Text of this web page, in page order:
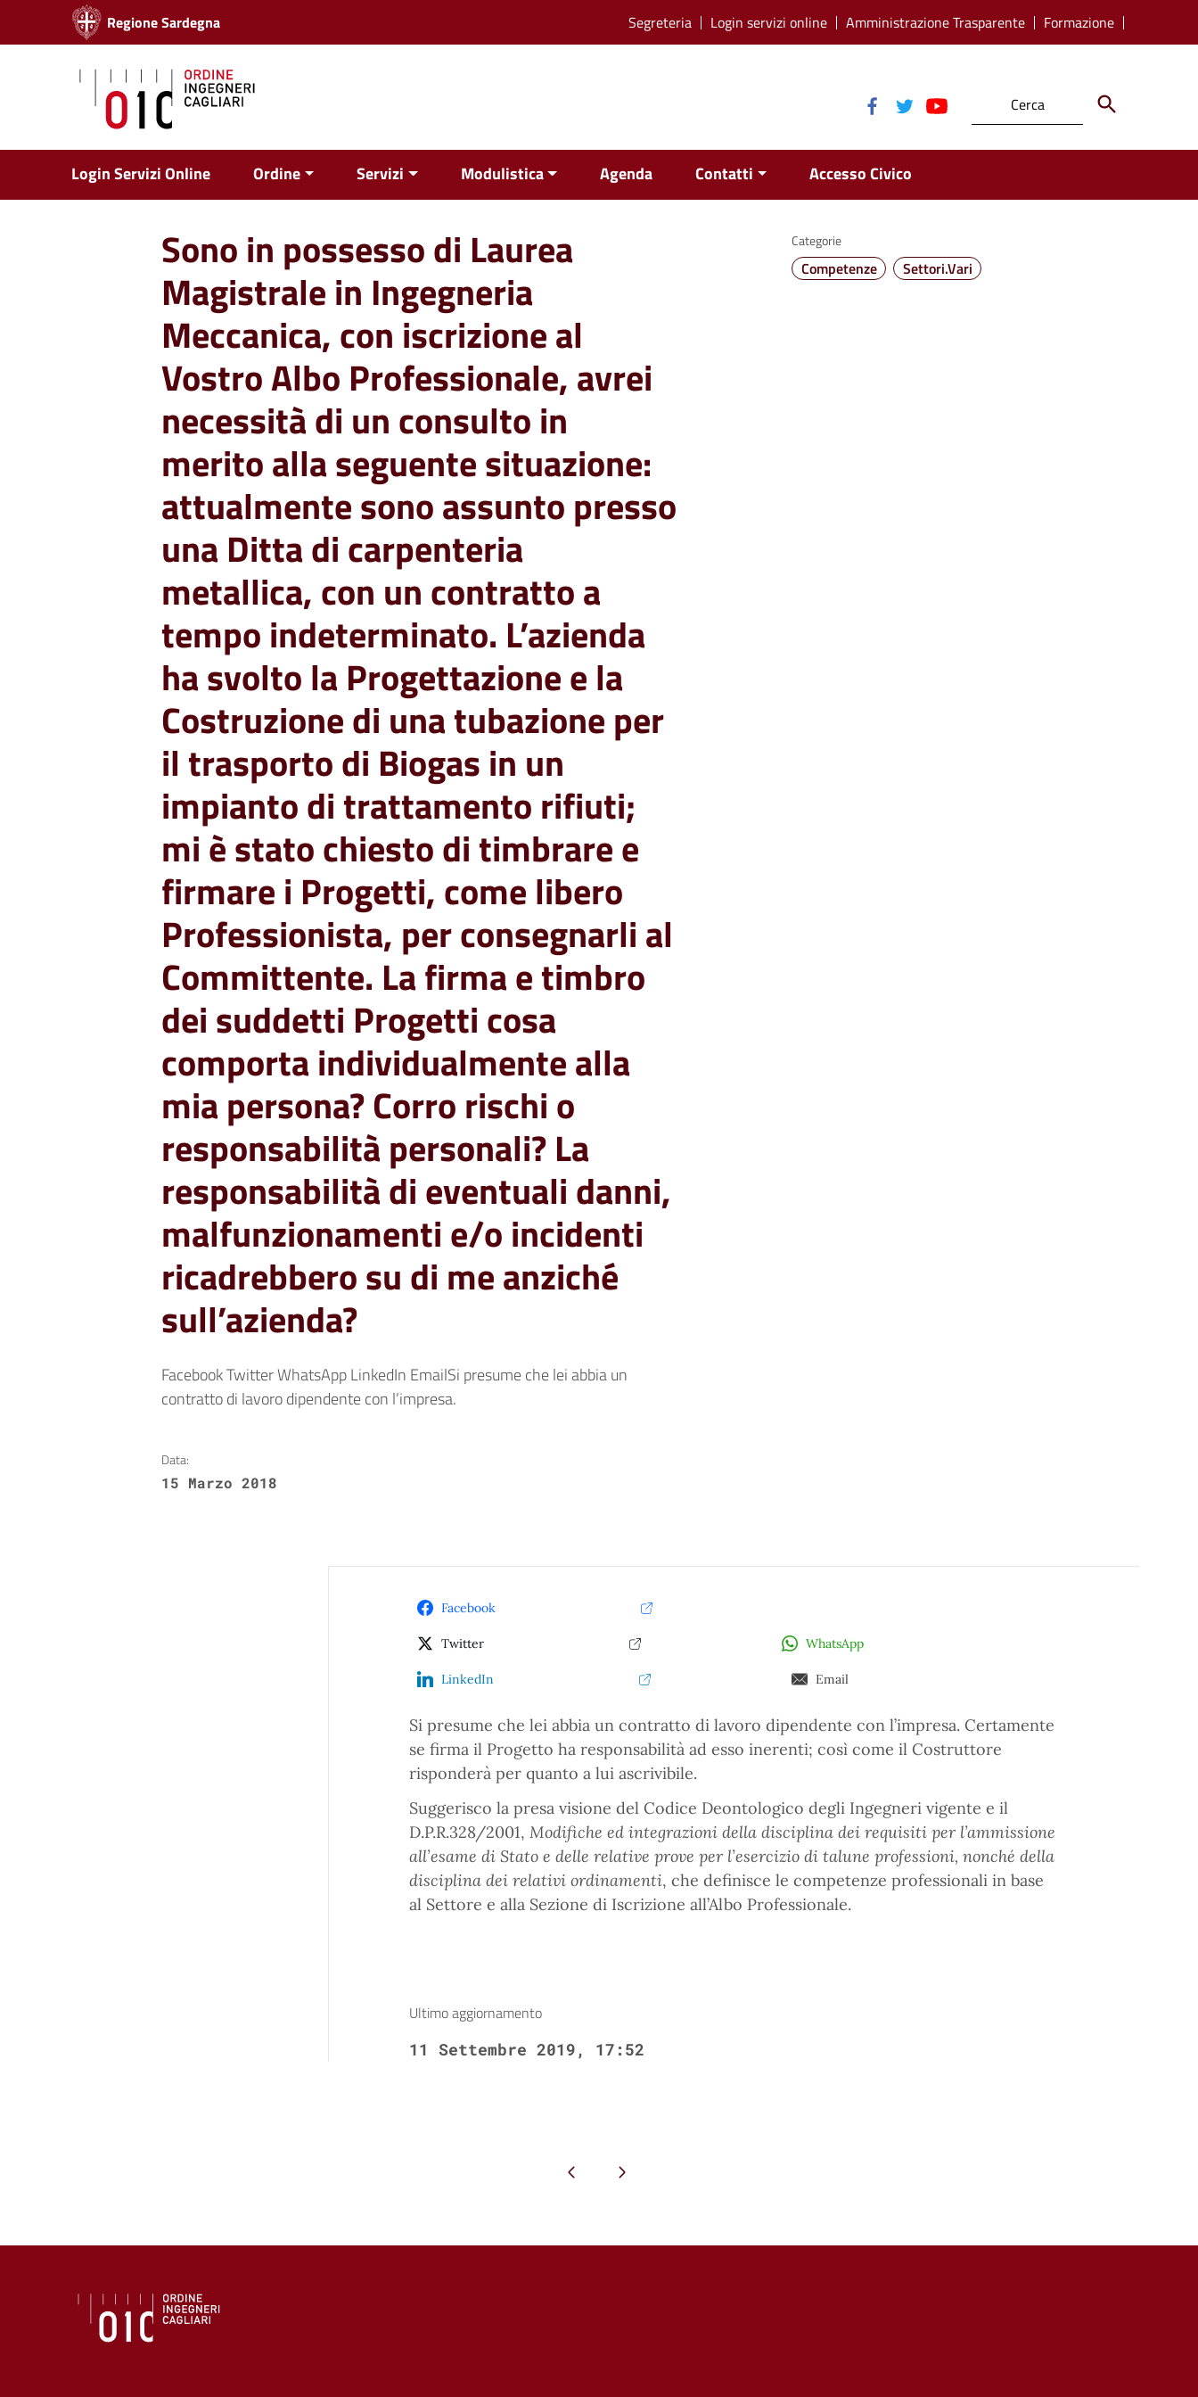
Vai ai contenuti
Vai al menu di navigazione
Regione Sardegna Segreteria Login servizi online Amministrazione Trasparente Formazione
Login Servizi Online Ordine Servizi Modulistica Agenda Contatti Accesso Civico
Sono in possesso di Laurea
Magistrale in Ingegneria
Meccanica, con iscrizione al
Vostro Albo Professionale, avrei
necessità di un consulto in
merito alla seguente situazione:
attualmente sono assunto presso
una Ditta di carpenteria
metallica, con un contratto a
tempo indeterminato. L’azienda
ha svolto la Progettazione e la
Costruzione di una tubazione per
il trasporto di Biogas in un
impianto di trattamento rifiuti;
mi è stato chiesto di timbrare e
firmare i Progetti, come libero
Professionista, per consegnarli al
Committente. La firma e timbro
dei suddetti Progetti cosa
comporta individualmente alla
mia persona? Corro rischi o
responsabilità personali? La
responsabilità di eventuali danni,
malfunzionamenti e/o incidenti
ricadrebbero su di me anziché
sull’azienda?
Facebook Twitter WhatsApp LinkedIn EmailSi presume che lei abbia un
contratto di lavoro dipendente con l’impresa.
Categorie
Competenze Settori.Vari
Data:
15 Marzo 2018
Facebook
Twitter WhatsApp
LinkedIn Email
Si presume che lei abbia un contratto di lavoro dipendente con l’impresa. Certamente
se firma il Progetto ha responsabilità ad esso inerenti; così come il Costruttore
risponderà per quanto a lui ascrivibile.
Suggerisco la presa visione del Codice Deontologico degli Ingegneri vigente e il
D.P.R.328/2001, Modifiche ed integrazioni della disciplina dei requisiti per l’ammissione
all’esame di Stato e delle relative prove per l’esercizio di talune professioni, nonché della
disciplina dei relativi ordinamenti, che definisce le competenze professionali in base
al Settore e alla Sezione di Iscrizione all’Albo Professionale.
Ultimo aggiornamento
11 Settembre 2019, 17:52
Pagina precedentePagina successiva